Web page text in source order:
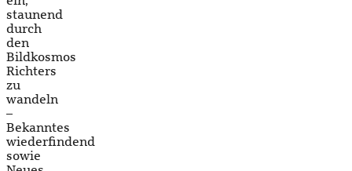
staunend
durch
den
Bildkosmos
Richters
zu
wandeln
–
Bekanntes
wiederfindend
sowie